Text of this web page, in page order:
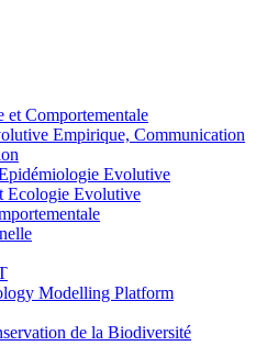
Comportementale
Empirique, Communication
Evolutive
Ecologie Evolutive
Modelling Platform
de la Biodiversité